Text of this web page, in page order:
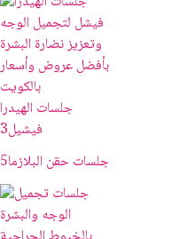
جلسات الهيدرا
فيشيل3
جلسات حقن البلازما5